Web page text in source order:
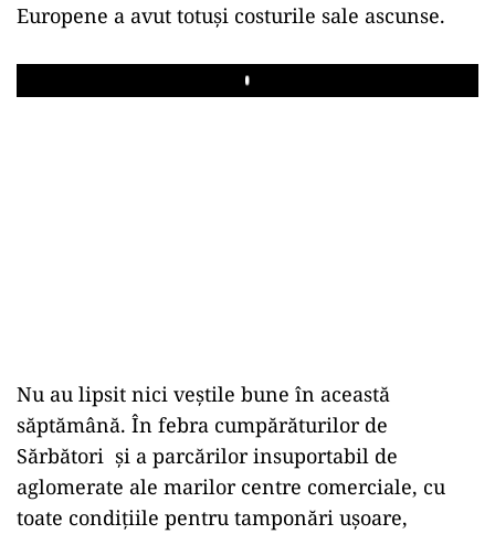
Europene a avut totuşi costurile sale ascunse.
Play
Nu au lipsit nici veştile bune în această
săptămână. În febra cumpărăturilor de
Sărbători şi a parcărilor insuportabil de
aglomerate ale marilor centre comerciale, cu
toate condiţiile pentru tamponări uşoare,